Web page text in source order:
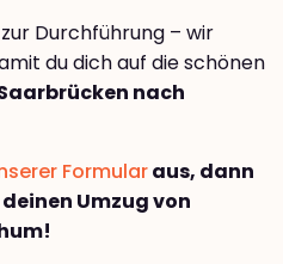
Durchführung – wir
du dich auf die schönen
nach
Formularaus, dann
Umzug von